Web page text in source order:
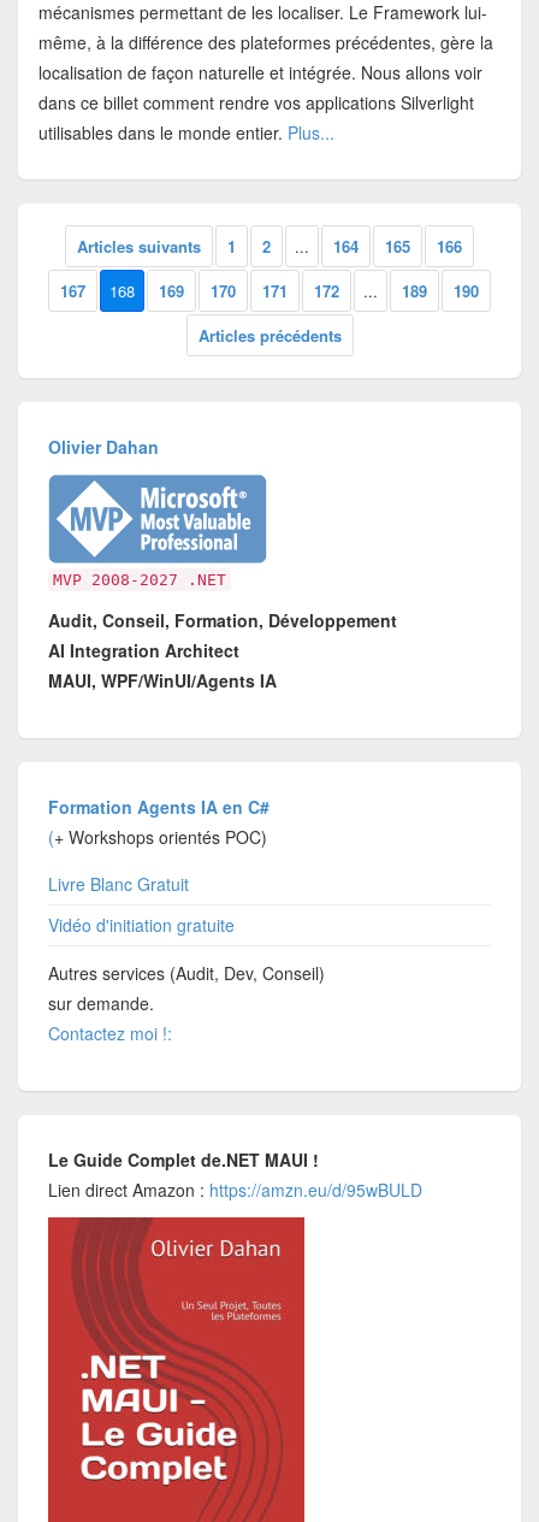
mécanismes permettant de les localiser. Le Framework lui-
même, à la différence des plateformes précédentes, gère la
localisation de façon naturelle et intégrée. Nous allons voir
dans ce billet comment rendre vos applications Silverlight
utilisables dans le monde entier. Plus...
Articles suivants 1 2 ... 164 165
166
167
168 169 170 171 172 ... 189
190
Articles précédents
Olivier Dahan
MVP 2008-2027 .NET
Audit, Conseil, Formation, Développement
AI Integration Architect
MAUI, WPF/WinUI/Agents IA
Formation Agents IA en C#
(+ Workshops orientés POC)
Livre Blanc Gratuit
Vidéo d'initiation gratuite
Autres services (Audit, Dev, Conseil)
sur demande.
Contactez moi !:
Le Guide Complet de.NET MAUI !
Lien direct Amazon : https://amzn.eu/d/95wBULD